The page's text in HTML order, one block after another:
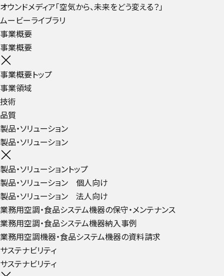
オウンドメディア「空気から、未来をどう変える？」
ムービーライブラリ
事業概要
事業概要
事業概要トップ
事業領域
技術
品質
製品・ソリューション
製品・ソリューション
製品・ソリューショントップ
製品・ソリューション 個人向け
製品・ソリューション 法人向け
業務用空調・食品システム機器の保守・メンテナンス
業務用空調・食品システム機器納入事例
業務用空調機器・食品システム機器の資料請求
サステナビリティ
サステナビリティ